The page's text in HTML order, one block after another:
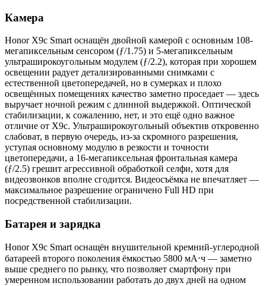
Камера
Honor X9c Smart оснащён двойной камерой с основным 108-
мегапиксельным сенсором (ƒ/1.75) и 5-мегапиксельным
ультраширокоугольным модулем (ƒ/2.2), которая при хорошем
освещении радует детализированными снимками с
естественной цветопередачей, но в сумерках и плохо
освещённых помещениях качество заметно проседает — здесь
выручает ночной режим с длинной выдержкой. Оптической
стабилизации, к сожалению, нет, и это ещё одно важное
отличие от X9c. Ультраширокоугольный объектив откровенно
слабоват, в первую очередь, из-за скромного разрешения,
уступая основному модулю в резкости и точности
цветопередачи, а 16-мегапиксельная фронтальная камера
(ƒ/2.5) грешит агрессивной обработкой селфи, хотя для
видеозвонков вполне сгодится. Видеосъёмка не впечатляет —
максимальное разрешение ограничено Full HD при
посредственной стабилизации.
Батарея и зарядка
Honor X9c Smart оснащён внушительной кремний-углеродной
батареей второго поколения ёмкостью 5800 мА⋅ч — заметно
выше среднего по рынку, что позволяет смартфону при
умеренном использовании работать до двух дней на одном